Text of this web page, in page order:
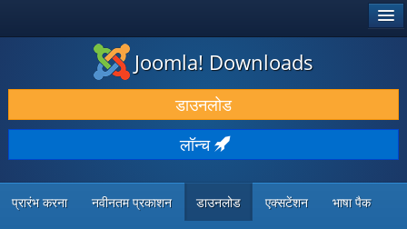
डाउनलोड करें और बढ़ाएं
खोजें और जानें
सामुदायिक समर्थन
डेवलपर संसाधन
Joomla! Downloads
डाउनलोड
लॉन्च
प्रारंभ करना नवीनतम प्रकाशन डाउनलोड एक्सटेंशन भाषा पैक